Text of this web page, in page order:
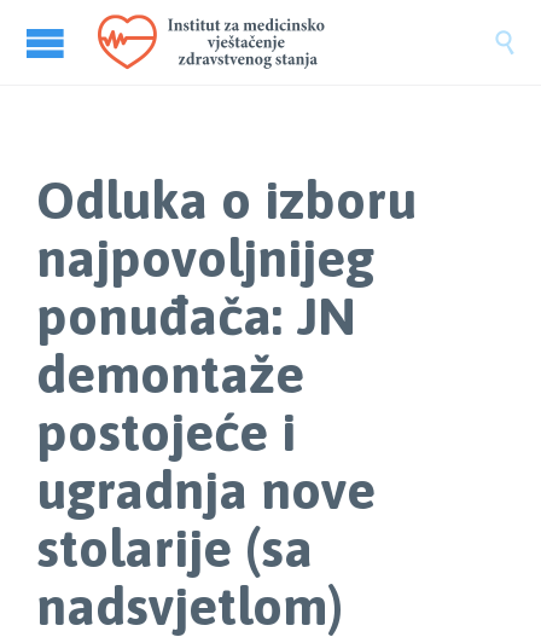

Odluka o izboru
najpovoljnijeg
ponuđača: JN
demontaže
postojeće i
ugradnja nove
stolarije (sa
nadsvjetlom)